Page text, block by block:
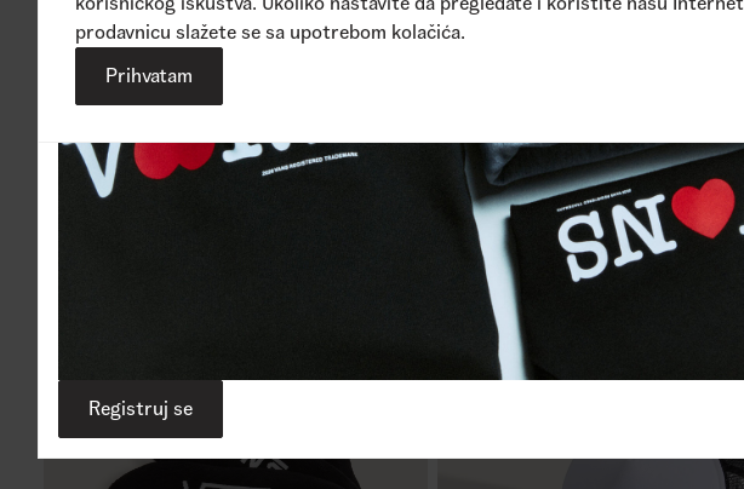
Dostupne boje
2.090,00 RSD
1Dostupne boje
2.090,00RSD1.690,00RSD
Registruj se
prodavnicu slažete se sa upotrebom kolačića.
Prihvatam